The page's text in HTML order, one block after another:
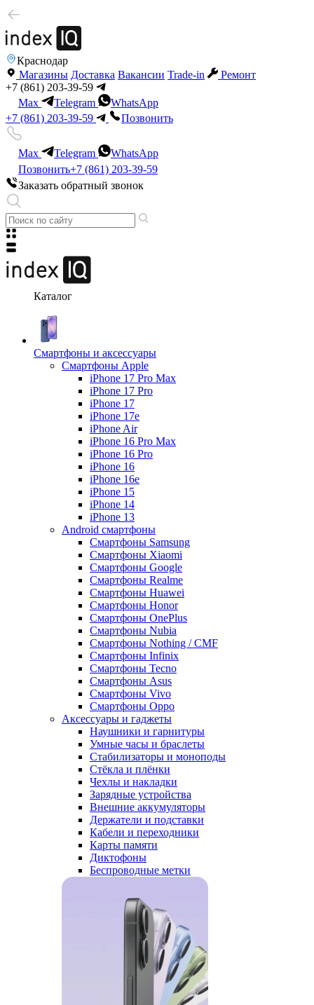
Краснодар
Магазины Доставка Вакансии Trade-in
Ремонт
+7 (861) 203-39-59
Max
Telegram
WhatsApp
+7 (861) 203-39-59
Позвонить
Max Telegram
WhatsApp
Позвонить+7 (861) 203-39-59
Заказать обратный звонок
Каталог
Смартфоны и аксессуары
Смартфоны Apple
iPhone 17 Pro Max
iPhone 17 Pro
iPhone 17
iPhone 17e
iPhone Air
iPhone 16 Pro Max
iPhone 16 Pro
iPhone 16
iPhone 16e
iPhone 15
iPhone 14
iPhone 13
Android cмартфоны
Смартфоны Samsung
Смартфоны Xiaomi
Смартфоны Google
Смартфоны Realme
Смартфоны Huawei
Смартфоны Honor
Смартфоны OnePlus
Смартфоны Nubia
Смартфоны Nothing / CMF
Смартфоны Infinix
Смартфоны Tecno
Смартфоны Asus
Смартфоны Vivo
Смартфоны Oppo
Аксессуары и гаджеты
Наушники и гарнитуры
Умные часы и браслеты
Стабилизаторы и моноподы
Стёкла и плёнки
Чехлы и накладки
Зарядные устройства
Внешние аккумуляторы
Держатели и подставки
Кабели и переходники
Карты памяти
Диктофоны
Беспроводные метки